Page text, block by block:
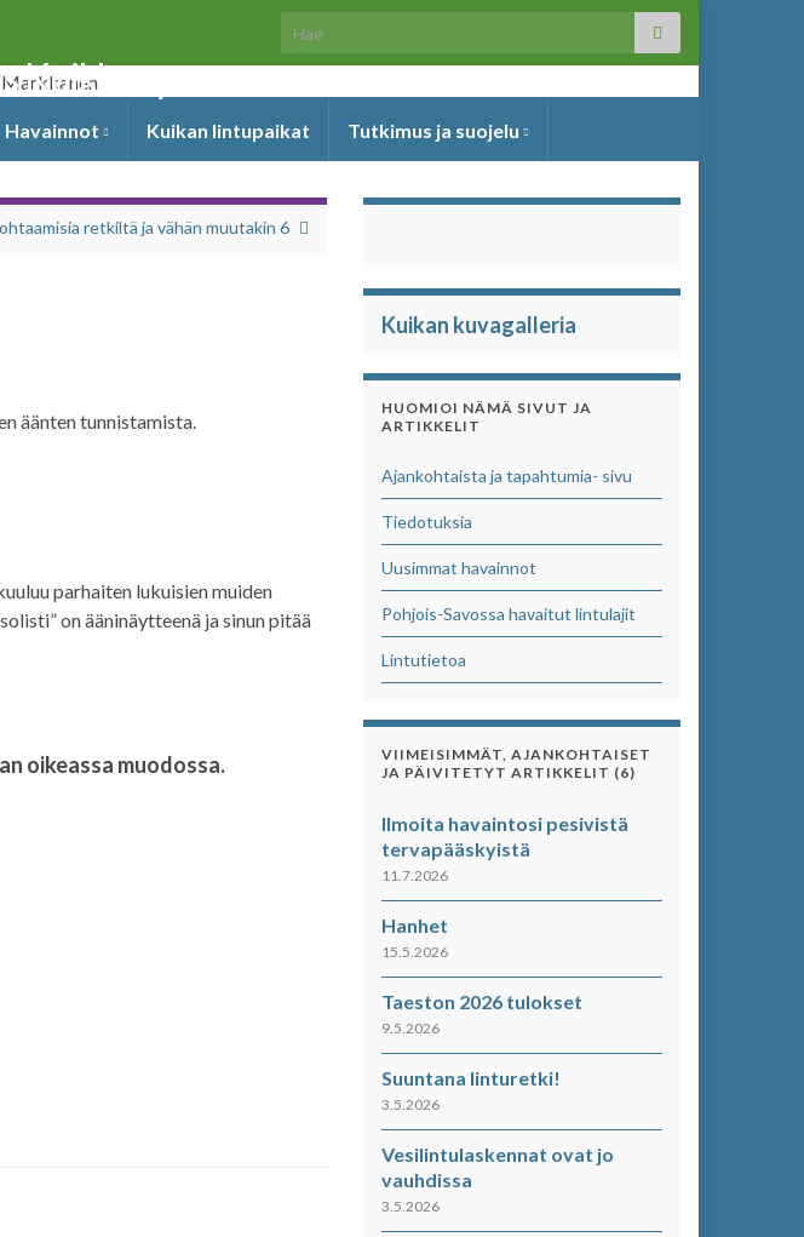
Search for:
Kuikka ry
Havainnot Kuikan lintupaikat Tutkimus ja suojelu
retkiltä ja vähän muutakin 6
äänten tunnistamista.
parhaiten lukuisien muiden
on ääninäytteenä ja sinun pitää
oikeassa muodossa.
Kuikan kuvagalleria
HUOMIOI NÄMÄ SIVUT JA
ARTIKKELIT
Ajankohtaista ja tapahtumia- sivu
Tiedotuksia
Uusimmat havainnot
Pohjois-Savossa havaitut lintulajit
Lintutietoa
VIIMEISIMMÄT, AJANKOHTAISET
JA PÄIVITETYT ARTIKKELIT (6)
Ilmoita havaintosi pesivistä
tervapääskyistä
11.7.2026
Hanhet
15.5.2026
Taeston 2026 tulokset
9.5.2026
Suuntana linturetki!
3.5.2026
Vesilintulaskennat ovat jo
vauhdissa
3.5.2026